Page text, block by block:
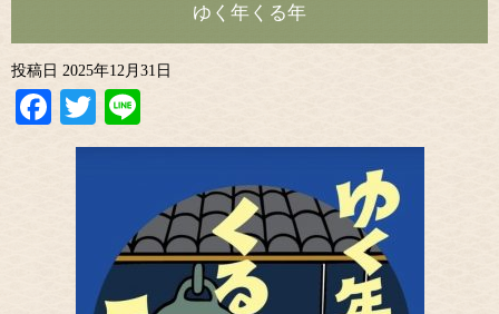
ゆく年くる年
投稿日 2025年12月31日
Facebook
Twitter